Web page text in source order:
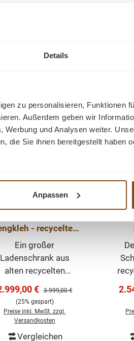
Details
zu personalisieren, Funktionen
Außerdem geben wir
und Analysen weiter.
die Sie ihnen bereitgestellt haben
Anpassen
- recyceltes
Teak
Ein großer
Ladenschrank aus
alten recycelten
Unsere Teak
Landhausmöbel sind
und zeitlos.
Jedes Möbelstück
€ Regulärer Preis:
3.999,00 €
(25% gespart)
Preise inkl. MwSt. zzgl.
Versandkosten
Vergleichen
-